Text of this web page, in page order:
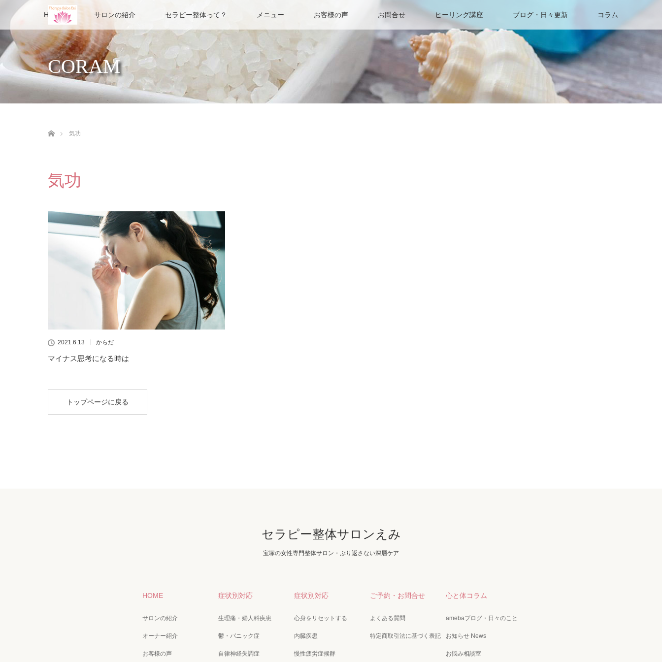
HOME サロンの紹介 セラピー整体って？ メニュー お客様の声 お問合せ ヒーリング講座 ブログ・日々更新 コラム
CORAM
気功
気功
2021.6.13 からだ
マイナス思考になる時は
トップページに戻る
セラピー整体サロンえみ
宝塚の女性専門整体サロン・ぶり返さない深層ケア
HOME
サロンの紹介
オーナー紹介
お客様の声
症状別対応
生理痛・婦人科疾患
鬱・パニック症
自律神経失調症
症状別対応
心身をリセットする
内臓疾患
慢性疲労症候群
ご予約・お問合せ
よくある質問
特定商取引法に基づく表記
心と体コラム
amebaブログ・日々のこと
お知らせ News
お悩み相談室